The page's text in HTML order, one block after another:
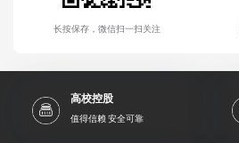
长按保存，微信扫一扫关注
高校控股
值得信赖 安全可靠